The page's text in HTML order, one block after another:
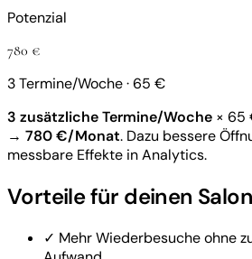
Potenzial
780 €
3 Termine/Woche · 65 €
3 zusätzliche Termine/Woche × 65
→ 780 €/Monat. Dazu bessere
messbare Effekte in Analytics.
Vorteile für deinen Salon
✓ Mehr Wiederbesuche ohne